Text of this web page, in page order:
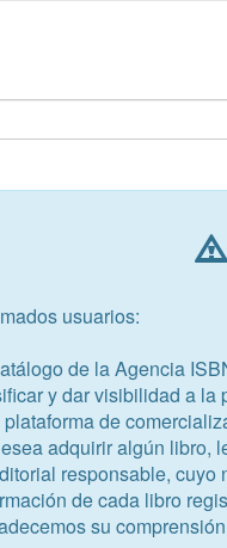
1 - 1
usuarios:
de la Agencia
y dar visibilidad a la
plataforma de
adquirir algún libro,
responsable, cuyo
de cada libro
su